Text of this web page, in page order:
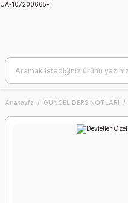
UA-107200665-1
Anasayfa GÜNCEL DERS NOTLARI